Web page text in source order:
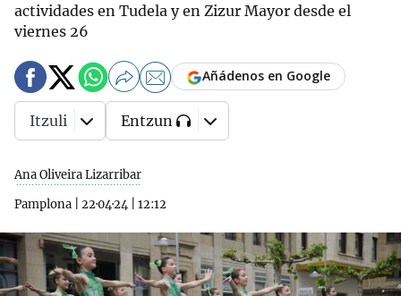
actividades en Tudela y en Zizur Mayor desde el
viernes 26
Ana Oliveira Lizarribar
Pamplona
22·04·24 12:12
Añádenos en Google
Itzuli Entzun